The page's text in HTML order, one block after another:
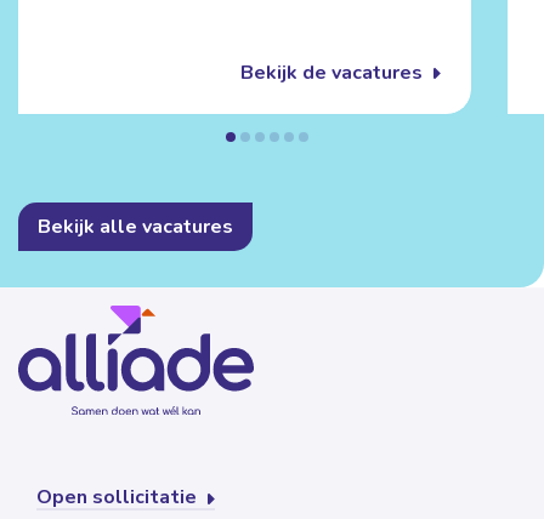
Bekijk de vacatures
Bekijk alle vacatures
Open sollicitatie